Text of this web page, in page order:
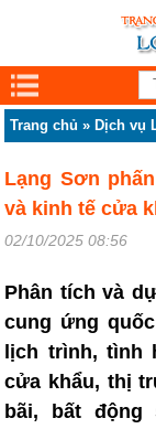
Trang chủ » Dịch vụ
Lạng Sơn
và kinh tế cửa
02/10/2025 08:56
Phân tích và
cung ứng
lịch trình, tình
cửa khẩu, thị
bãi, bất động